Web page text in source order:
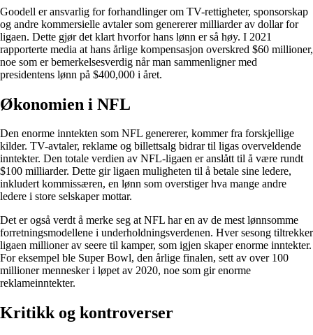
Goodell er ansvarlig for forhandlinger om TV-rettigheter, sponsorskap
og andre kommersielle avtaler som genererer milliarder av dollar for
ligaen. Dette gjør det klart hvorfor hans lønn er så høy. I 2021
rapporterte media at hans årlige kompensasjon overskred $60 millioner,
noe som er bemerkelsesverdig når man sammenligner med
presidentens lønn på $400,000 i året.
Økonomien i NFL
Den enorme inntekten som NFL genererer, kommer fra forskjellige
kilder. TV-avtaler, reklame og billettsalg bidrar til ligas overveldende
inntekter. Den totale verdien av NFL-ligaen er anslått til å være rundt
$100 milliarder. Dette gir ligaen muligheten til å betale sine ledere,
inkludert kommissæren, en lønn som overstiger hva mange andre
ledere i store selskaper mottar.
Det er også verdt å merke seg at NFL har en av de mest lønnsomme
forretningsmodellene i underholdningsverdenen. Hver sesong tiltrekker
ligaen millioner av seere til kamper, som igjen skaper enorme inntekter.
For eksempel ble Super Bowl, den årlige finalen, sett av over 100
millioner mennesker i løpet av 2020, noe som gir enorme
reklameinntekter.
Kritikk og kontroverser